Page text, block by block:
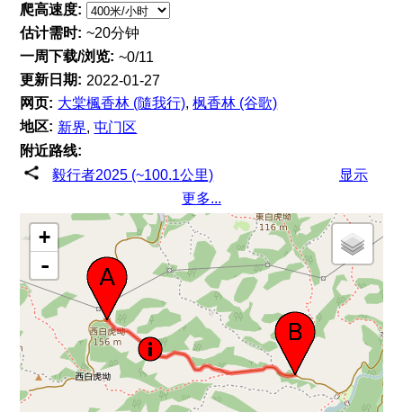
爬高速度:
估计需时: ~20分钟
一周下载/浏览: ~0/11
更新日期: 2022-01-27
网页: 大棠楓香林 (隨我行),枫香林 (谷歌)
地区: 新界,屯门区
附近路线:
毅行者2025 (~100.1公里)
显示
更多...
+
-